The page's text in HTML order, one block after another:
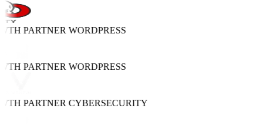
PARTNERWORDPRESS
PARTNERWORDPRESS
PARTNERCYBERSECURITY